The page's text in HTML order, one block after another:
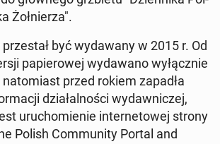
Żoł­nie­rza".
być wy­da­wa­ny w 2015 r. Od
pa­pie­ro­wej wy­da­wa­no wy­łącz­nie
na­to­miast przed rokiem zapadła
dzia­łal­no­ści wy­daw­ni­czej,
uru­cho­mie­nie in­ter­ne­to­wej strony
Polish Com­mu­ni­ty Portal and